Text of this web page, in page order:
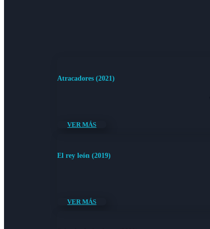
Atracadores (2021)
VER MÁS
El rey león (2019)
VER MÁS